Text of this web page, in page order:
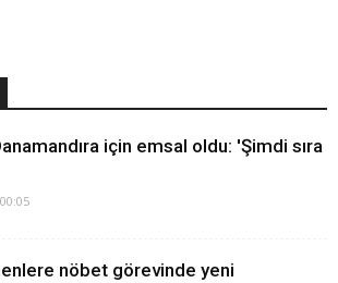
için emsal oldu: 'Şimdi sıra
nöbet görevinde yeni